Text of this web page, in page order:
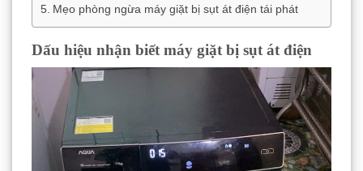
Mẹo phòng ngừa máy giặt bị sụt át điện tái phát
Dấu hiệu nhận biết máy giặt bị sụt át điện